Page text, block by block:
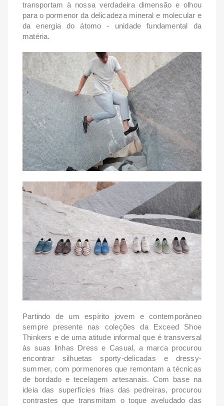
transportam à nossa verdadeira dimensão e olhou
para o pormenor da delicadeza mineral e molecular e
da energia do átomo - unidade fundamental da
matéria.
Partindo de um espírito jovem e contemporâneo
sempre presente nas coleções da Exceed Shoe
Thinkers e de uma atitude informal que é transversal
às suas linhas Dress e Casual, a marca procurou
encontrar silhuetas sporty-delicadas e dressy-
summer, com pormenores que remontam a técnicas
de bordado e tecelagem artesanais.Com base na
ideia das superfícies frias das pedreiras, procurou
contrastes que transmitam o toque aveludado das